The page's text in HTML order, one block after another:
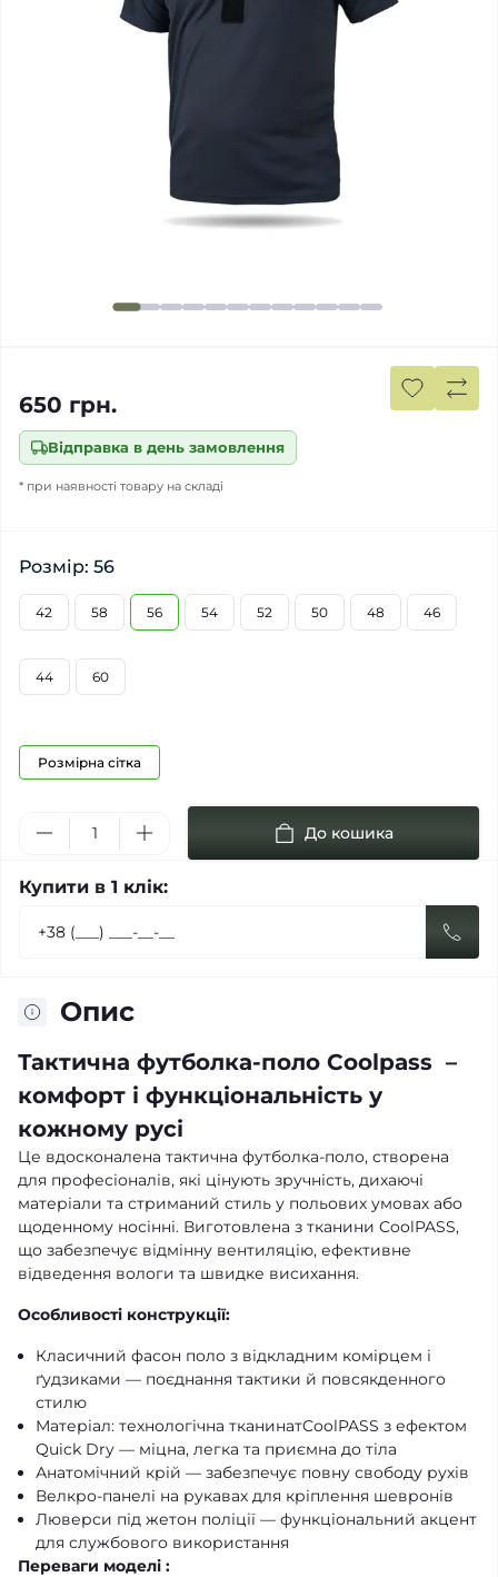
Відправка в день замовлення
* при наявності товару на складі
650 грн.
Розмір: 56
42 58 56 54 52 50 48 46
44 60
Розмірна сітка
До кошика
Купити в 1 клік:
Опис
Тактична футболка-поло Coolpass –
комфорт і функціональність у
кожному русі
Це вдосконалена тактична футболка-поло, створена
для професіоналів, які цінують зручність, дихаючі
матеріали та стриманий стиль у польових умовах або
щоденному носінні. Виготовлена з тканини CoolPASS,
що забезпечує відмінну вентиляцію, ефективне
відведення вологи та швидке висихання.
Особливості конструкції:
Класичний фасон поло з відкладним комірцем і
ґудзиками — поєднання тактики й повсякденного
стилю
Матеріал: технологічна тканинатCoolPASS з ефектом
Quick Dry — міцна, легка та приємна до тіла
Анатомічний крій — забезпечує повну свободу рухів
Велкро-панелі на рукавах для кріплення шевронів
Люверси під жетон поліції — функціональний акцент
для службового використання
Переваги моделі :